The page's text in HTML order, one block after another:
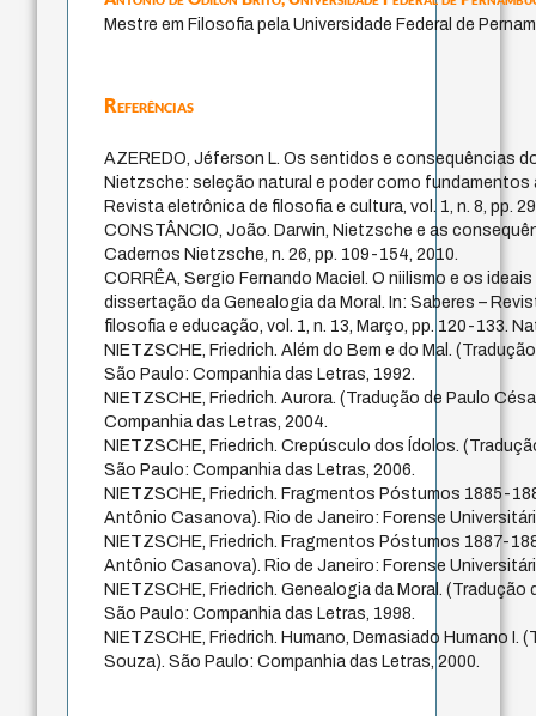
Mestre em Filosofia pela Universidade Federal de
Referências
AZEREDO, Jéferson L. Os sentidos e consequências
Nietzsche: seleção natural e poder como fundamentos
Revista eletrônica de filosofia e cultura, vol. 1, n. 8, pp.
CONSTÂNCIO, João. Darwin, Nietzsche e as
Cadernos Nietzsche, n. 26, pp. 109-154, 2010.
CORRÊA, Sergio Fernando Maciel. O niilismo e os
dissertação da Genealogia da Moral. In: Saberes –
filosofia e educação, vol. 1, n. 13, Março, pp. 120-133.
NIETZSCHE, Friedrich. Além do Bem e do Mal.
São Paulo: Companhia das Letras, 1992.
NIETZSCHE, Friedrich. Aurora. (Tradução de Paulo
Companhia das Letras, 2004.
NIETZSCHE, Friedrich. Crepúsculo dos Ídolos.
São Paulo: Companhia das Letras, 2006.
NIETZSCHE, Friedrich. Fragmentos Póstumos 1885-
Antônio Casanova). Rio de Janeiro: Forense
NIETZSCHE, Friedrich. Fragmentos Póstumos 1887-
Antônio Casanova). Rio de Janeiro: Forense
NIETZSCHE, Friedrich. Genealogia da Moral. (Tradução
São Paulo: Companhia das Letras, 1998.
NIETZSCHE, Friedrich. Humano, Demasiado Humano I.
Souza). São Paulo: Companhia das Letras, 2000.